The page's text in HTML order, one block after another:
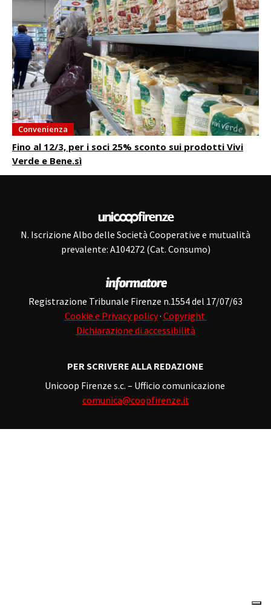
Convenienza
Fino al 12/3, per i soci 25% sconto sui prodotti Vivi
Verde e Bene.sì
N. Iscrizione Albo delle Società Cooperative e mutualità
prevalente: A104272 (Cat. Consumo)
Registrazione Tribunale Firenze n.1554 del 17/07/63
Cookie e Privacy policy· Copyright
Dichiarazione di accessibilità
PER SCRIVERE ALLA REDAZIONE
Unicoop Firenze s.c. – Ufficio comunicazione
comunica@coopfirenze.it